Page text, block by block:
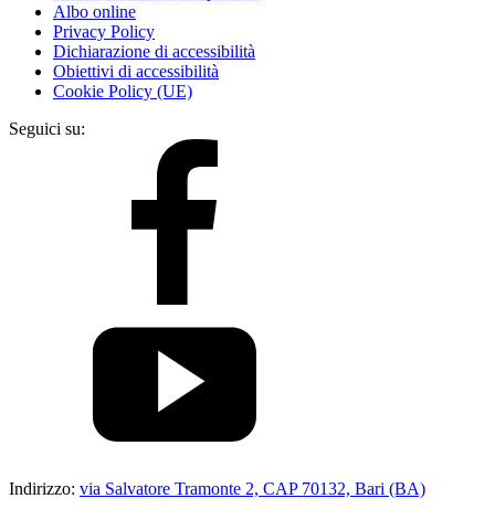
Albo online
Privacy Policy
Dichiarazione di accessibilità
Obiettivi di accessibilità
Cookie Policy (UE)
Seguici su:
Indirizzo: via Salvatore Tramonte 2, CAP 70132, Bari (BA)